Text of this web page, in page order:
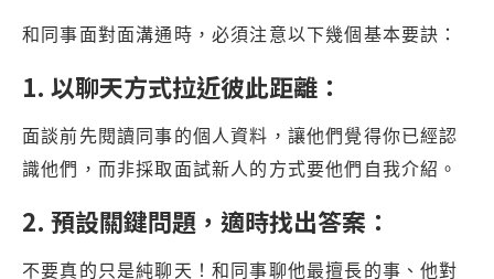
和同事面對面溝通時，必須注意以下幾個基本要訣：
1. 以聊天方式拉近彼此距離：
面談前先閱讀同事的個人資料，讓他們覺得你已經認
識他們，而非採取面試新人的方式要他們自我介紹。
2. 預設關鍵問題，適時找出答案：
不要真的只是純聊天！和同事聊他最擅長的事、他對